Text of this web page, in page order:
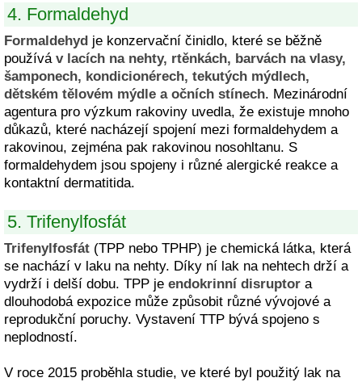
4. Formaldehyd
Formaldehyd je konzervační činidlo, které se běžně
používá v lacích na nehty, rtěnkách, barvách na vlasy,
šamponech, kondicionérech, tekutých mýdlech,
dětském tělovém mýdle a očních stínech. Mezinárodní
agentura pro výzkum rakoviny uvedla, že existuje mnoho
důkazů, které nacházejí spojení mezi formaldehydem a
rakovinou, zejména pak rakovinou nosohltanu. S
formaldehydem jsou spojeny i různé alergické reakce a
kontaktní dermatitida.
5. Trifenylfosfát
Trifenylfosfát (TPP nebo TPHP) je chemická látka, která
se nachází v laku na nehty. Díky ní lak na nehtech drží a
vydrží i delší dobu. TPP je endokrinní disruptor a
dlouhodobá expozice může způsobit různé vývojové a
reprodukční poruchy. Vystavení TTP bývá spojeno s
neplodností.
V roce 2015 proběhla studie, ve které byl použitý lak na